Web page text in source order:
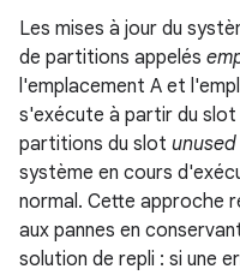
Les mises à jour du
de partitions appelés
l'emplacement A et
s'exécute à partir du slot
partitions du slot unused
système en cours
normal. Cette approche
aux pannes en
solution de repli : si une